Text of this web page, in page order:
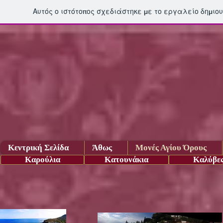
Αυτός ο ιστότοπος σχεδιάστηκε με το εργαλείο
Κεντρική Σελίδα Άθως
Μονές Αγίου Όρους
Κατουνάκια
Καρούλια